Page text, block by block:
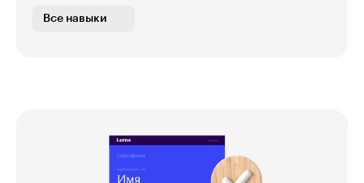
сценариями
Все навыки